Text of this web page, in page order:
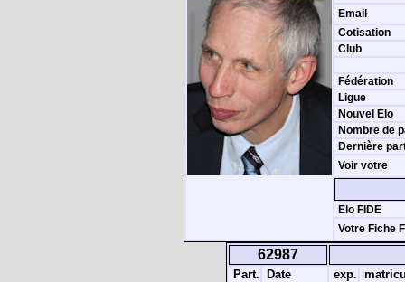
Email
Cotisation
Club
Fédération
Ligue
Nouvel Elo
Nombre de
Dernière
Voir votre
Elo FIDE
Votre Fiche
62987
Part. Date exp.